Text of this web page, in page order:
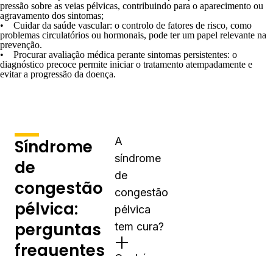
pressão sobre as veias pélvicas, contribuindo para o aparecimento ou
agravamento dos sintomas;
• Cuidar da saúde vascular: o controlo de fatores de risco, como
problemas circulatórios ou hormonais, pode ter um papel relevante na
prevenção.
• Procurar avaliação médica perante sintomas persistentes: o
diagnóstico precoce permite iniciar o tratamento atempadamente e
evitar a progressão da doença.
Síndrome
de
congestão
pélvica:
perguntas
frequentes
A
síndrome
de
congestão
pélvica
tem cura?